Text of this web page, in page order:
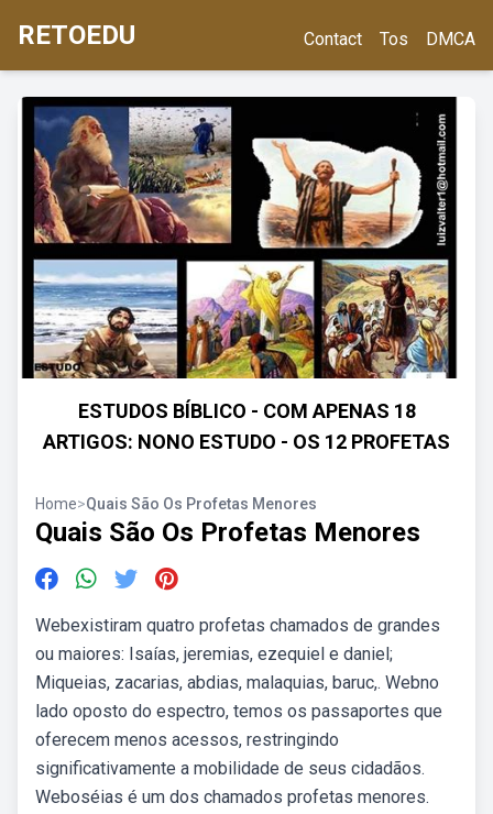
RETOEDU Contact Tos DMCA
ESTUDOS BÍBLICO - COM APENAS 18
ARTIGOS: NONO ESTUDO - OS 12 PROFETAS
Home>Quais São Os Profetas Menores
Quais São Os Profetas Menores
Webexistiram quatro profetas chamados de grandes
ou maiores: Isaías, jeremias, ezequiel e daniel;
Miqueias, zacarias, abdias, malaquias, baruc,. Webno
lado oposto do espectro, temos os passaportes que
oferecem menos acessos, restringindo
significativamente a mobilidade de seus cidadãos.
Weboséias é um dos chamados profetas menores.